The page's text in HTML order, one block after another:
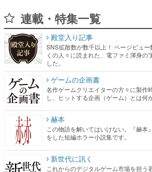
連載・特集一覧
殿堂入り記事
SNS拡散数が数千以上！ ページビュ
くの人々に読まれた、電ファミ渾身の
した。
ゲームの企画書
名作ゲームクリエイターの方々に製作
し、ヒットする企画（ゲーム）とは何
赫本
この物語を解いてはいけない。『赫本
をした短編ホラー小説集です。
新世代に訊く
これからのデジタルゲーム市場を担う